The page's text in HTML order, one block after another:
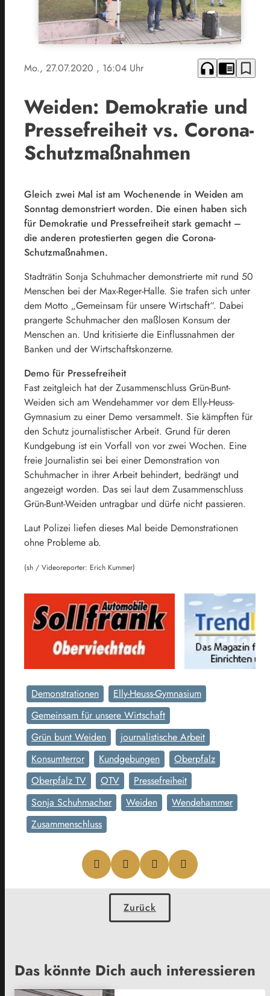
Mo., 27.07.2020 , 16:04 Uhr headphones chrome_reader_mode bookmark_border
Weiden: Demokratie und
Pressefreiheit vs. Corona-
Schutzmaßnahmen
Gleich zwei Mal ist am Wochenende in Weiden am
Sonntag demonstriert worden. Die einen haben sich
für Demokratie und Pressefreiheit stark gemacht –
die anderen protestierten gegen die Corona-
Schutzmaßnahmen.
Stadträtin Sonja Schuhmacher demonstrierte mit rund 50
Menschen bei der Max-Reger-Halle. Sie trafen sich unter
dem Motto „Gemeinsam für unsere Wirtschaft“. Dabei
prangerte Schuhmacher den maßlosen Konsum der
Menschen an. Und kritisierte die Einflussnahmen der
Banken und der Wirtschaftskonzerne.
Demo für Pressefreiheit
Fast zeitgleich hat der Zusammenschluss Grün-Bunt-
Weiden sich am Wendehammer vor dem Elly-Heuss-
Gymnasium zu einer Demo versammelt. Sie kämpften für
den Schutz journalistischer Arbeit. Grund für deren
Kundgebung ist ein Vorfall von vor zwei Wochen. Eine
freie Journalistin sei bei einer Demonstration von
Schuhmacher in ihrer Arbeit behindert, bedrängt und
angezeigt worden. Das sei laut dem Zusammenschluss
Grün-Bunt-Weiden untragbar und dürfe nicht passieren.
Laut Polizei liefen dieses Mal beide Demonstrationen
ohne Probleme ab.
(sh / Videoreporter: Erich Kummer)
Demonstrationen
Elly-Heuss-Gymnasium
Gemeinsam für unsere Wirtschaft
Grün bunt Weiden
journalistische Arbeit
Konsumterror
Kundgebungen
Oberpfalz
Oberpfalz TV
OTV
Pressefreiheit
Sonja Schuhmacher
Weiden
Wendehammer
Zusammenschluss
Zurück
Das könnte Dich auch interessieren